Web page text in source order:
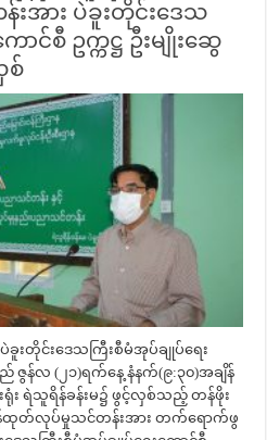
ား ပဲခူးတိုင်းဒေသ
ာင်စီ ဥက္ကဋ္ဌ ဦးမျိုးဆွေ
စ်
ပဲခူးတိုင်းဒေသကြီးစီမံအုပ်ချုပ်ရေး
ည် ဇွန်လ (၂၁)ရက်နေ့ နံနက်(၉:၃၀)အချိန်
း ရဲသူရိန်ခန်းမ၌ ဖွင့်လှစ်သည့် တန်ဖိုး
ထုတ်လုပ်မှုသင်တန်းအား တက်ရောက်ဖွ